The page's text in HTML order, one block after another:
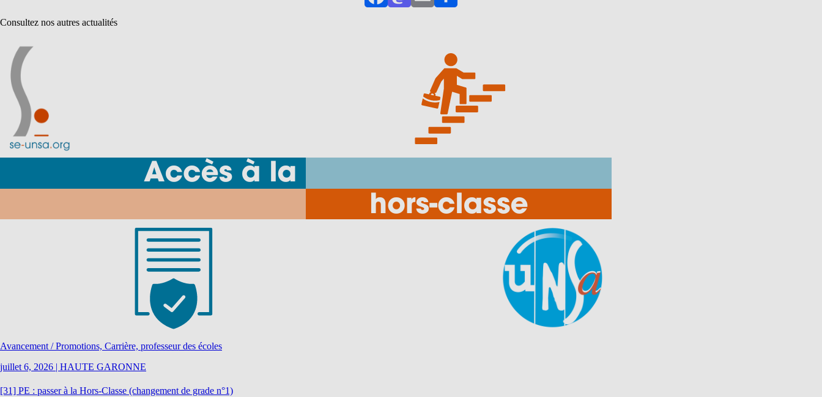
FacebookMastodon
EmailPartager
Consultez nos autres actualités
Avancement / Promotions, Carrière, professeur des écoles
juillet 6, 2026 | HAUTE GARONNE
[31] PE : passer à la Hors-Classe (changement de grade n°1)